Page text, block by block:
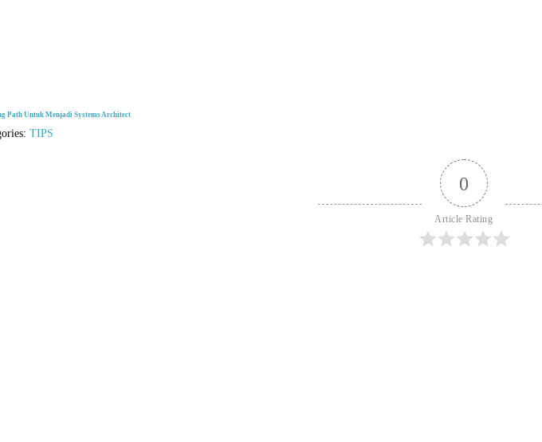
Path Untuk Menjadi Systems Architect
TIPS
0
Article Rating